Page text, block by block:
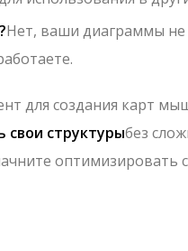
Нет, ваши диаграммы не
для создания карт
свои структурыбез
оптимизировать